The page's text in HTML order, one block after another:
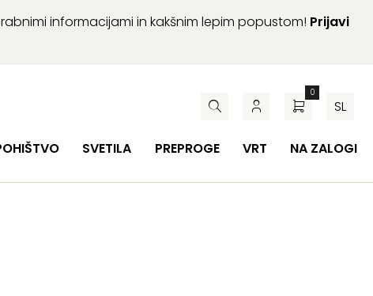
informacijami in kakšnim lepim popustom! Prijavi
0
SL
SVETILA PREPROGE VRT NA ZALOGI